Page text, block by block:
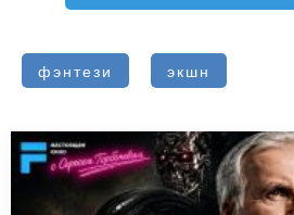
фэнтези экшн